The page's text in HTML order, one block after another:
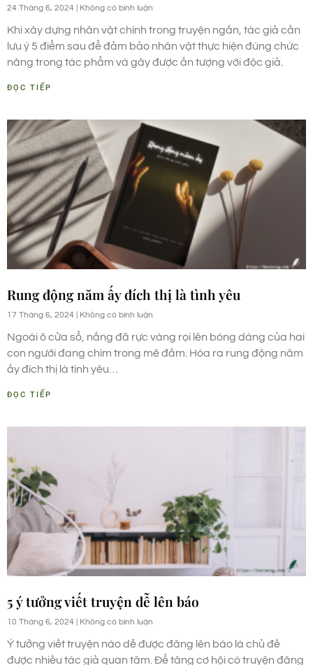
24 Tháng 6, 2024 Không có bình luận
Khi xây dựng nhân vật chính trong truyện ngắn, tác giả cần
lưu ý 5 điểm sau để đảm bảo nhân vật thực hiện đúng chức
năng trong tác phẩm và gây được ấn tượng với độc giả.
ĐỌC TIẾP
Rung động năm ấy đích thị là tình yêu
17 Tháng 6, 2024 Không có bình luận
Ngoài ô cửa sổ, nắng đã rực vàng rọi lên bóng dáng của hai
con người đang chìm trong mê đắm. Hóa ra rung động năm
ấy đích thị là tình yêu…
ĐỌC TIẾP
5 ý tưởng viết truyện dễ lên báo
10 Tháng 6, 2024 Không có bình luận
Ý tưởng viết truyện nào dễ được đăng lên báo là chủ đề
được nhiều tác giả quan tâm. Để tăng cơ hội có truyện đăng